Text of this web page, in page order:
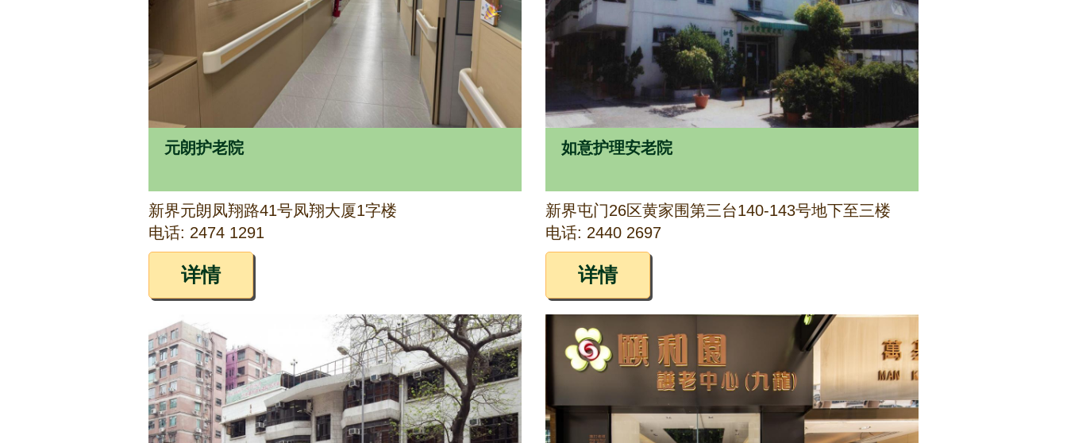
元朗护老院
新界元朗凤翔路41号凤翔大厦1字楼
电话: 2474 1291
详情
如意护理安老院
新界屯门26区黄家围第三台140-143号地下至三楼
电话: 2440 2697
详情